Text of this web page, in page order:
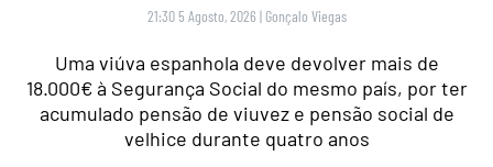
21:30 5 Agosto, 2026 | Gonçalo Viegas
Uma viúva espanhola deve devolver mais de
18.000€ à Segurança Social do mesmo país, por ter
acumulado pensão de viuvez e pensão social de
velhice durante quatro anos